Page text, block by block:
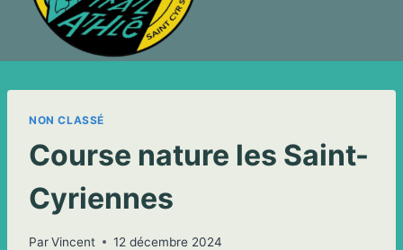
NON CLASSÉ
Course nature les Saint-
Cyriennes
ParVincent 12 décembre 2024